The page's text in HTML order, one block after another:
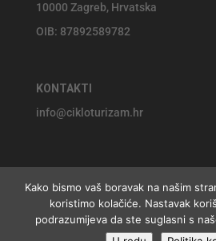
10000 Zagreb, Hrvatska
OIB: 87892589782
KONTAKTI
info@cikloturizam.hr
© 2026 Koordinacijsko tijelo za razvoj
Kako bismo vaš boravak na našim
koristimo kolačiće. Nastavak
podrazumijeva da ste suglasni s